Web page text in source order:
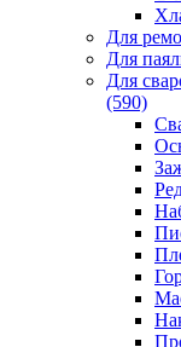
Для
Для
Для
(590)